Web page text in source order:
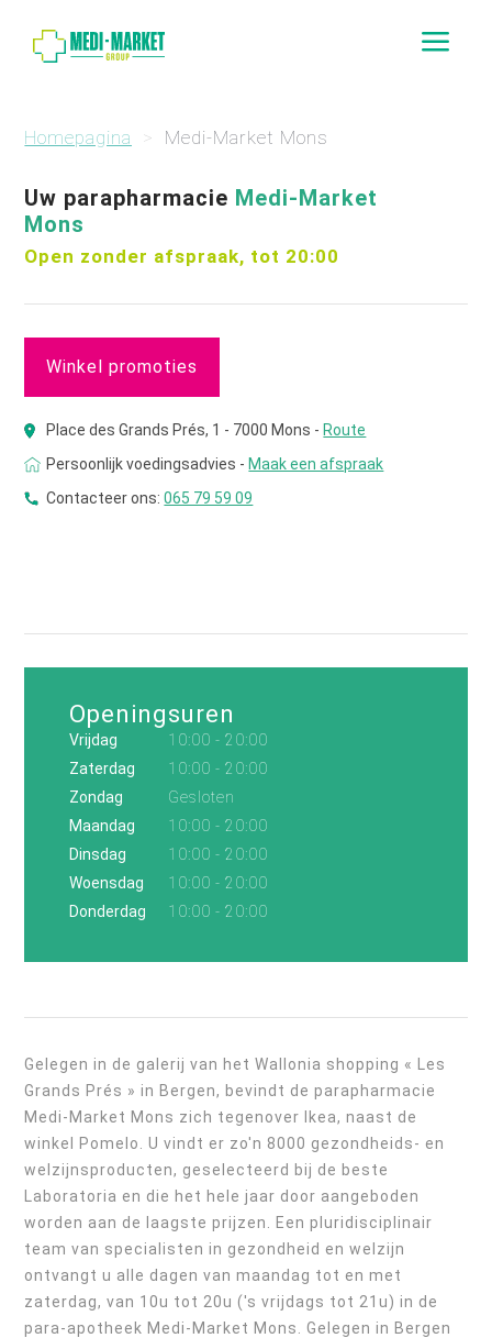
a
Homepagina Medi-Market Mons
Uw parapharmacie Medi-Market
Mons
Open zonder afspraak, tot 20:00
Winkel promoties
Place des Grands Prés, 1 - 7000 Mons - Route
Persoonlijk voedingsadvies - Maak een afspraak
Contacteer ons:065 79 59 09
Openingsuren
Vrijdag
10:00 - 20:00
Zaterdag
10:00 - 20:00
Zondag
Gesloten
Maandag
10:00 - 20:00
Dinsdag
10:00 - 20:00
Woensdag
10:00 - 20:00
Donderdag
10:00 - 20:00
Gelegen in de galerij van het Wallonia shopping « Les
Grands Prés » in Bergen, bevindt de parapharmacie
Medi-Market Mons zich tegenover Ikea, naast de
winkel Pomelo. U vindt er zo'n 8000 gezondheids- en
welzijnsproducten, geselecteerd bij de beste
Laboratoria en die het hele jaar door aangeboden
worden aan de laagste prijzen. Een pluridisciplinair
team van specialisten in gezondheid en welzijn
ontvangt u alle dagen van maandag tot en met
zaterdag, van 10u tot 20u ('s vrijdags tot 21u) in de
para-apotheek Medi-Market Mons. Gelegen in Bergen